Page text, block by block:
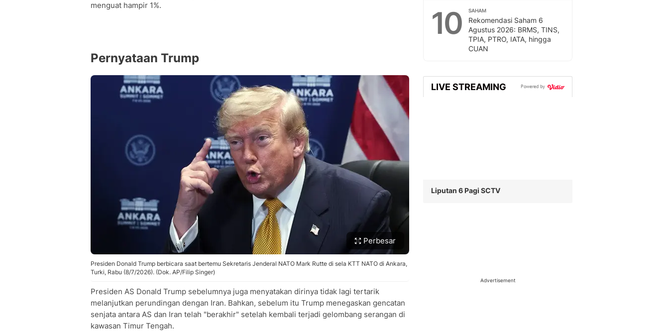
menguat hampir 1%.
Pernyataan Trump
Perbesar
Presiden Donald Trump berbicara saat bertemu Sekretaris Jenderal NATO Mark Rutte di sela KTT NATO di Ankara,
Turki, Rabu (8/7/2026). (Dok. AP/Filip Singer)
Presiden AS Donald Trump sebelumnya juga menyatakan dirinya tidak lagi tertarik
melanjutkan perundingan dengan Iran. Bahkan, sebelum itu Trump menegaskan gencatan
senjata antara AS dan Iran telah "berakhir" setelah kembali terjadi gelombang serangan di
kawasan Timur Tengah.
10 SAHAM
Rekomendasi Saham 6
Agustus 2026: BRMS, TINS,
TPIA, PTRO, IATA, hingga
CUAN
LIVE STREAMING Powered by
Liputan 6 Pagi SCTV
Advertisement